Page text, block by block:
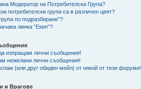
Модератор на Потребителска Група?
потребителски групи са в различен цвят?
по подразбиране”?
линка “Екип”?
изпращам лични съобщения!
нежелани лични съобщения!
(или друг обиден мейл) от някой от тези форуми!
и Врагове